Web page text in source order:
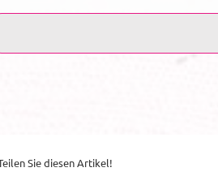
Sie diesen Artikel!